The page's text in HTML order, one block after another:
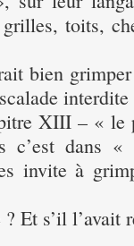
toits,
bien
XIII – «
c’est dans
invite à
Et s’il l’avait